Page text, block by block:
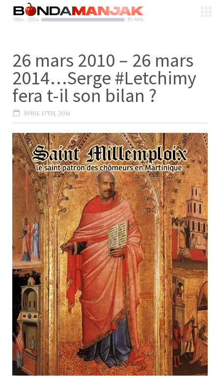
26 mars 2010 – 26 mars
2014…Serge #Letchimy
fera t-il son bilan ?
AVRIL 17TH, 2014